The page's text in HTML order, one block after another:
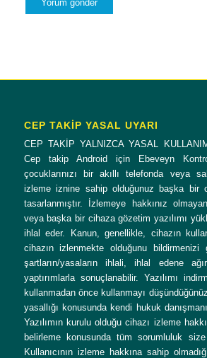
CEP TAKİP YASAL UYARI
CEP TAKİP YALNIZCA YASAL
Cep takip Android için Ebeveyn
çocuklarınızı bir akıllı telefonda veya
izleme iznine sahip olduğunuz başka bir
tasarlanmıştır. İzlemeye hakkınız
veya başka bir cihaza gözetim yazılımı
ihlal eder. Kanun, genellikle, cihazın
cihazın izlenmekte olduğunu bildirmenizi
şartların/yasaların ihlali, ihlal edene
yaptırımlarla sonuçlanabilir. Yazılımı
kullanmadan önce kullanmayı
yasallığı konusunda kendi hukuk
Yazılımın kurulu olduğu cihazı izleme
belirleme konusunda tüm sorumluluk size
Kullanıcının izleme hakkına sahip